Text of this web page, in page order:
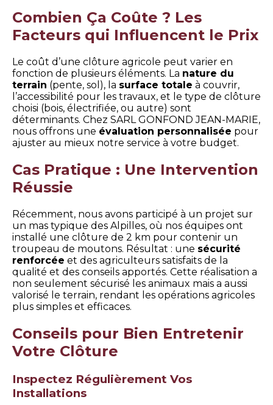
Combien Ça Coûte ? Les
Facteurs qui Influencent le Prix
Le coût d’une clôture agricole peut varier en
fonction de plusieurs éléments. La nature du
terrain (pente, sol), la surface totale à couvrir,
l’accessibilité pour les travaux, et le type de clôture
choisi (bois, électrifiée, ou autre) sont
déterminants. Chez SARL GONFOND JEAN-MARIE,
nous offrons une évaluation personnalisée pour
ajuster au mieux notre service à votre budget.
Cas Pratique : Une Intervention
Réussie
Récemment, nous avons participé à un projet sur
un mas typique des Alpilles, où nos équipes ont
installé une clôture de 2 km pour contenir un
troupeau de moutons. Résultat : une sécurité
renforcée et des agriculteurs satisfaits de la
qualité et des conseils apportés. Cette réalisation a
non seulement sécurisé les animaux mais a aussi
valorisé le terrain, rendant les opérations agricoles
plus simples et efficaces.
Conseils pour Bien Entretenir
Votre Clôture
Inspectez Régulièrement Vos
Installations